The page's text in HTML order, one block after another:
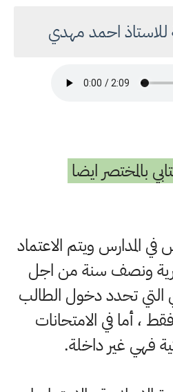
للاستاذ احمد مهدي
بالمختصر ايضا
المدارس ويتم الاعتماد
ونصف سنة من اجل
تحدد دخول الطالب
، أما في الامتحانات
فهي غير داخلة.